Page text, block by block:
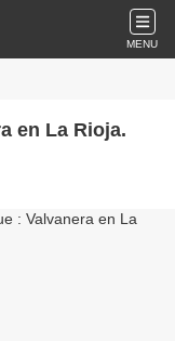
MENU
en La Rioja.